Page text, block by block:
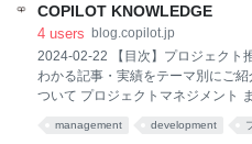
ずある
るプロンプトから出力された結果を
開発・サービス提供しているプロジ
設計ツール「SuperGoodMeetings
っていただけると、とても良い会
ぜひ、お試し下さい！
みなさまにアップデートいただけれ
COPILOT KNOWLEDGE
4 users blog.copilot.jp
2024-02-22 【目次】プロジェクト
わかる記事・実績をテーマ別にご
ついて プロジェクトマネジメント
プロジェクトマネジメントではカバ
まで支援する「プロジェクト推進支
management development